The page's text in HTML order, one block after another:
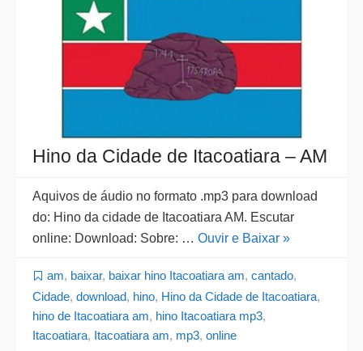
Hino da Cidade de Itacoatiara – AM
Aquivos de áudio no formato .mp3 para download
do: Hino da cidade de Itacoatiara AM. Escutar
online: Download: Sobre: … Ouvir e Baixar »
am, baixar, baixar hino Itacoatiara am, cantado,
Cidade, download, hino, Hino da Cidade de Itacoatiara,
hino de Itacoatiara am, hino Itacoatiara mp3,
Itacoatiara, Itacoatiara am, mp3, online